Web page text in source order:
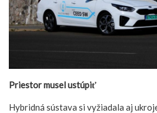
Priestor musel ustúpiť
Hybridná sústava si vyžiadala aj